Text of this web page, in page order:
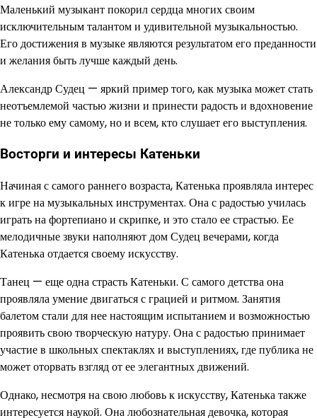
Маленький музыкант покорил сердца многих своим
исключительным талантом и удивительной музыкальностью.
Его достижения в музыке являются результатом его преданности
и желания быть лучше каждый день.
Александр Судец — яркий пример того, как музыка может стать
неотъемлемой частью жизни и принести радость и вдохновение
не только ему самому, но и всем, кто слушает его выступления.
Восторги и интересы Катеньки
Начиная с самого раннего возраста, Катенька проявляла интерес
к игре на музыкальных инструментах. Она с радостью училась
играть на фортепиано и скрипке, и это стало ее страстью. Ее
мелодичные звуки наполняют дом Судец вечерами, когда
Катенька отдается своему искусству.
Танец — еще одна страсть Катеньки. С самого детства она
проявляла умение двигаться с грацией и ритмом. Занятия
балетом стали для нее настоящим испытанием и возможностью
проявить свою творческую натуру. Она с радостью принимает
участие в школьных спектаклях и выступлениях, где публика не
может оторвать взгляд от ее элегантных движений.
Однако, несмотря на свою любовь к искусству, Катенька также
интересуется наукой. Она любознательная девочка, которая